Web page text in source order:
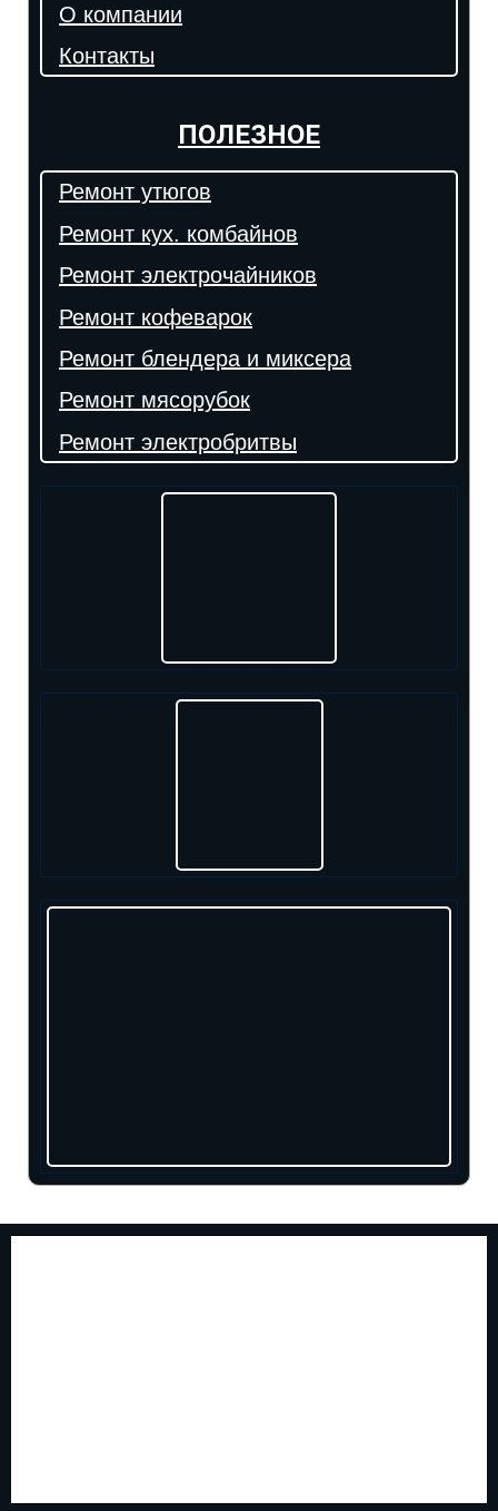
О компании
Контакты
ПОЛЕЗНОЕ
Ремонт утюгов
Ремонт кух. комбайнов
Ремонт электрочайников
Ремонт кофеварок
Ремонт блендера и миксера
Ремонт мясорубок
Ремонт электробритвы